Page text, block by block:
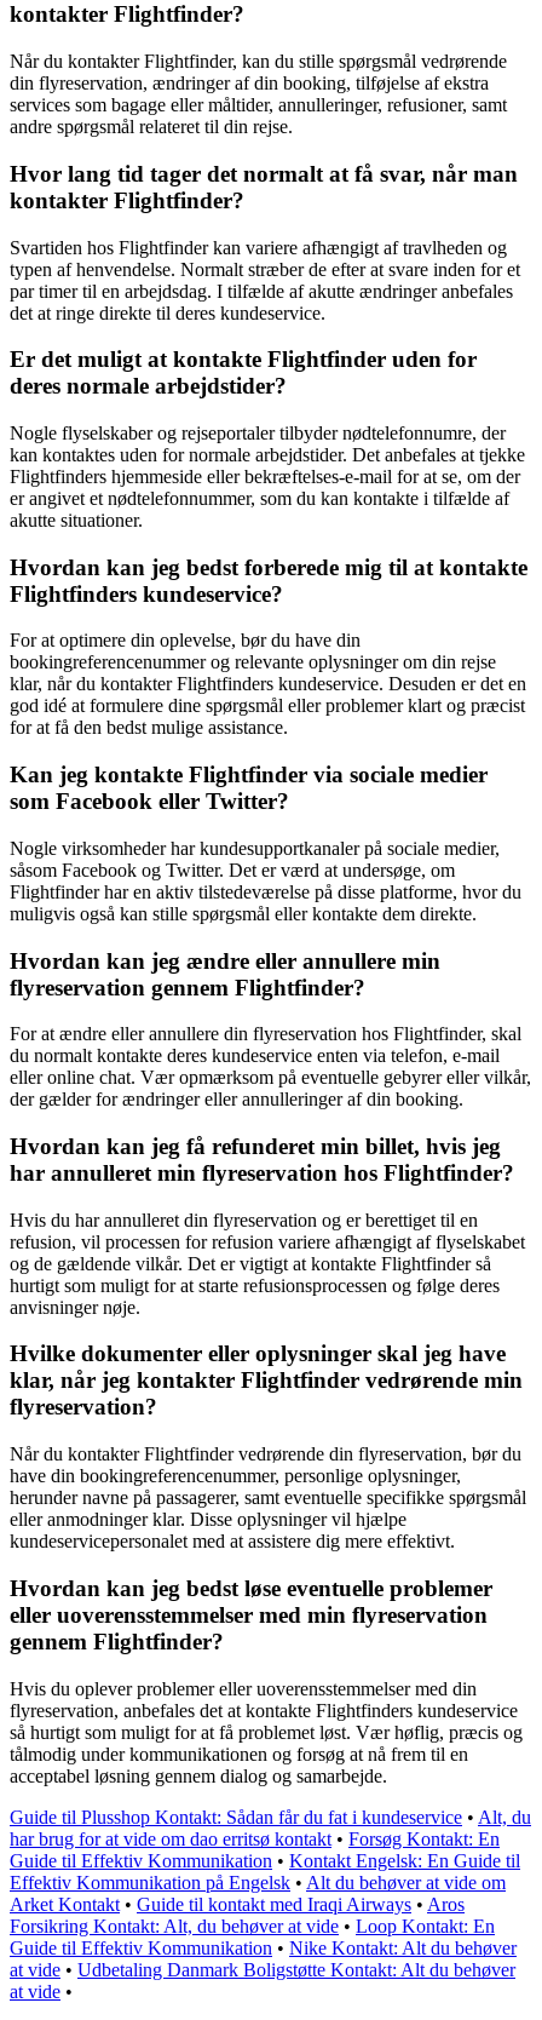
kontakter Flightfinder?
Når du kontakter Flightfinder, kan du stille spørgsmål vedrørende
din flyreservation, ændringer af din booking, tilføjelse af ekstra
services som bagage eller måltider, annulleringer, refusioner, samt
andre spørgsmål relateret til din rejse.
Hvor lang tid tager det normalt at få svar, når man
kontakter Flightfinder?
Svartiden hos Flightfinder kan variere afhængigt af travlheden og
typen af henvendelse. Normalt stræber de efter at svare inden for et
par timer til en arbejdsdag. I tilfælde af akutte ændringer anbefales
det at ringe direkte til deres kundeservice.
Er det muligt at kontakte Flightfinder uden for
deres normale arbejdstider?
Nogle flyselskaber og rejseportaler tilbyder nødtelefonnumre, der
kan kontaktes uden for normale arbejdstider. Det anbefales at tjekke
Flightfinders hjemmeside eller bekræftelses-e-mail for at se, om der
er angivet et nødtelefonnummer, som du kan kontakte i tilfælde af
akutte situationer.
Hvordan kan jeg bedst forberede mig til at kontakte
Flightfinders kundeservice?
For at optimere din oplevelse, bør du have din
bookingreferencenummer og relevante oplysninger om din rejse
klar, når du kontakter Flightfinders kundeservice. Desuden er det en
god idé at formulere dine spørgsmål eller problemer klart og præcist
for at få den bedst mulige assistance.
Kan jeg kontakte Flightfinder via sociale medier
som Facebook eller Twitter?
Nogle virksomheder har kundesupportkanaler på sociale medier,
såsom Facebook og Twitter. Det er værd at undersøge, om
Flightfinder har en aktiv tilstedeværelse på disse platforme, hvor du
muligvis også kan stille spørgsmål eller kontakte dem direkte.
Hvordan kan jeg ændre eller annullere min
flyreservation gennem Flightfinder?
For at ændre eller annullere din flyreservation hos Flightfinder, skal
du normalt kontakte deres kundeservice enten via telefon, e-mail
eller online chat. Vær opmærksom på eventuelle gebyrer eller vilkår,
der gælder for ændringer eller annulleringer af din booking.
Hvordan kan jeg få refunderet min billet, hvis jeg
har annulleret min flyreservation hos Flightfinder?
Hvis du har annulleret din flyreservation og er berettiget til en
refusion, vil processen for refusion variere afhængigt af flyselskabet
og de gældende vilkår. Det er vigtigt at kontakte Flightfinder så
hurtigt som muligt for at starte refusionsprocessen og følge deres
anvisninger nøje.
Hvilke dokumenter eller oplysninger skal jeg have
klar, når jeg kontakter Flightfinder vedrørende min
flyreservation?
Når du kontakter Flightfinder vedrørende din flyreservation, bør du
have din bookingreferencenummer, personlige oplysninger,
herunder navne på passagerer, samt eventuelle specifikke spørgsmål
eller anmodninger klar. Disse oplysninger vil hjælpe
kundeservicepersonalet med at assistere dig mere effektivt.
Hvordan kan jeg bedst løse eventuelle problemer
eller uoverensstemmelser med min flyreservation
gennem Flightfinder?
Hvis du oplever problemer eller uoverensstemmelser med din
flyreservation, anbefales det at kontakte Flightfinders kundeservice
så hurtigt som muligt for at få problemet løst. Vær høflig, præcis og
tålmodig under kommunikationen og forsøg at nå frem til en
acceptabel løsning gennem dialog og samarbejde.
Guide til Plusshop Kontakt: Sådan får du fat i kundeservice • Alt, du
har brug for at vide om dao erritsø kontakt • Forsøg Kontakt: En
Guide til Effektiv Kommunikation • Kontakt Engelsk: En Guide til
Effektiv Kommunikation på Engelsk • Alt du behøver at vide om
Arket Kontakt • Guide til kontakt med Iraqi Airways • Aros
Forsikring Kontakt: Alt, du behøver at vide • Loop Kontakt: En
Guide til Effektiv Kommunikation • Nike Kontakt: Alt du behøver
at vide • Udbetaling Danmark Boligstøtte Kontakt: Alt du behøver
at vide •